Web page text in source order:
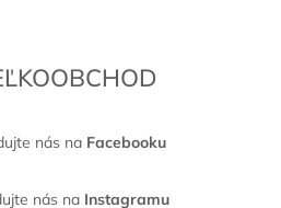
nás na Facebooku
nás na Instagramu